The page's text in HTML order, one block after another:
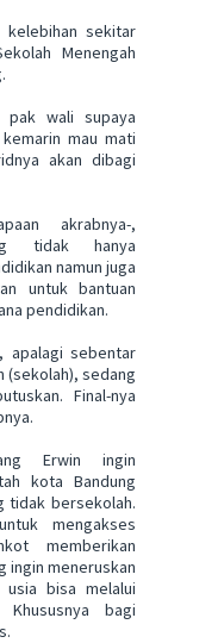
sekitar
Menengah
pak wali supaya
mau mati
akan dibagi
akrabnya-,
tidak hanya
namun juga
untuk bantuan
pendidikan.
apalagi sebentar
(sekolah), sedang
Final-nya
Erwin ingin
kota Bandung
tidak bersekolah.
mengakses
memberikan
ingin meneruskan
usia bisa melalui
bagi